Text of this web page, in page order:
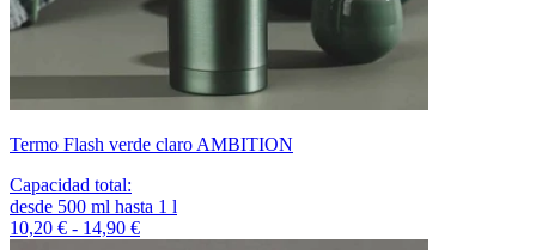
Termo Flash verde claro AMBITION
Capacidad total:
desde 500 ml hasta 1 l
10,20 € - 14,90 €